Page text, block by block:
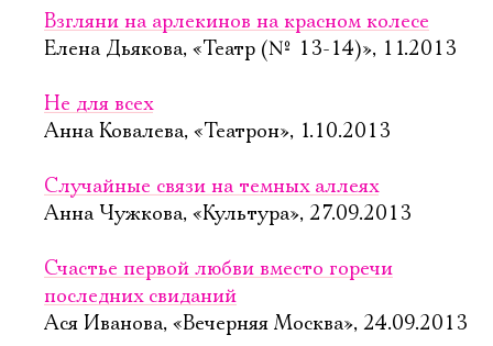
Взгляни на арлекинов на красном колесе
Елена Дьякова, «Театр (№ 13-14)», 11.2013
Не для всех
Анна Ковалева, «Театрон», 1.10.2013
Случайные связи на темных аллеях
Анна Чужкова, «Культура», 27.09.2013
Счастье первой любви вместо горечи
последних свиданий
Ася Иванова, «Вечерняя Москва», 24.09.2013